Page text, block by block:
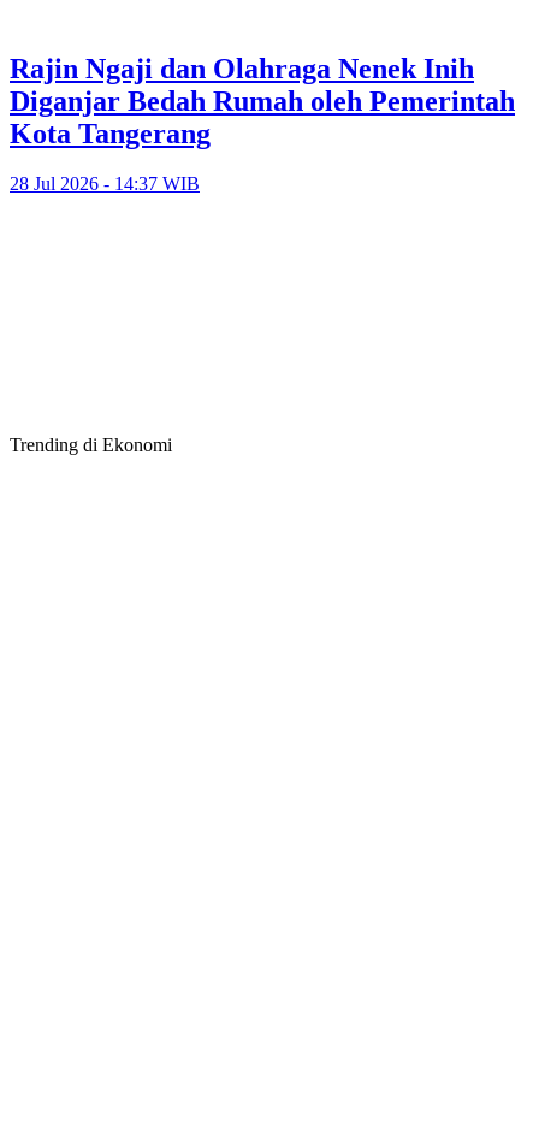
Rajin Ngaji dan Olahraga Nenek Inih
Diganjar Bedah Rumah oleh Pemerintah
Kota Tangerang
28 Jul 2026 - 14:37 WIB
Trending di Ekonomi